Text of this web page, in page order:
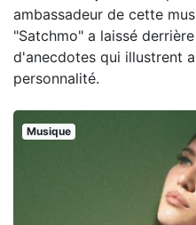
ambassadeur de cette
"Satchmo" a laissé
d'anecdotes qui illustrent
personnalité.
Musique